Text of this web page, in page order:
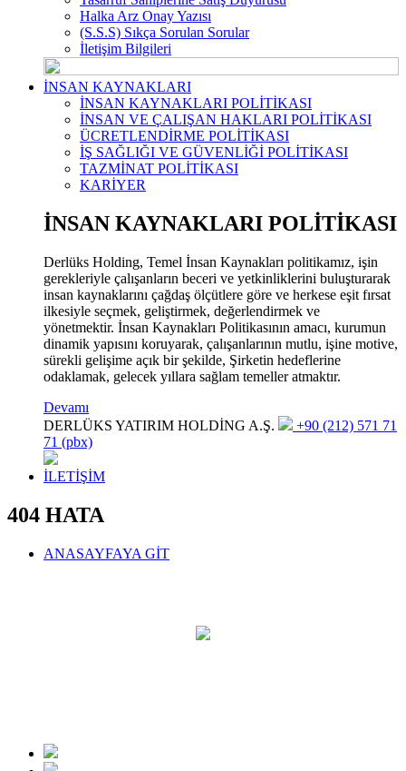
Halka Arz Onay Yazısı
(S.S.S) Sıkça Sorulan Sorular
İletişim Bilgileri
İNSAN KAYNAKLARI
İNSAN KAYNAKLARI POLİTİKASI
İNSAN VE ÇALIŞAN HAKLARI POLİTİKASI
ÜCRETLENDİRME POLİTİKASI
İŞ SAĞLIĞI VE GÜVENLİĞİ POLİTİKASI
TAZMİNAT POLİTİKASI
KARİYER
İNSAN KAYNAKLARI POLİTİKASI
Derlüks Holding, Temel İnsan Kaynakları politikamız, işin
gerekleriyle çalışanların beceri ve yetkinliklerini buluşturarak
insan kaynaklarını çağdaş ölçütlere göre ve herkese eşit fırsat
ilkesiyle seçmek, geliştirmek, değerlendirmek ve
yönetmektir. İnsan Kaynakları Politikasının amacı, kurumun
dinamik yapısını koruyarak, çalışanlarının mutlu, işine motive,
sürekli gelişime açık bir şekilde, Şirketin hedeflerine
odaklamak, gelecek yıllara sağlam temeller atmaktır.
Devamı
DERLÜKS YATIRIM HOLDİNG A.Ş.
+90 (212) 571 71
71 (pbx)
İLETİŞİM
404 HATA
ANASAYFAYA GİT